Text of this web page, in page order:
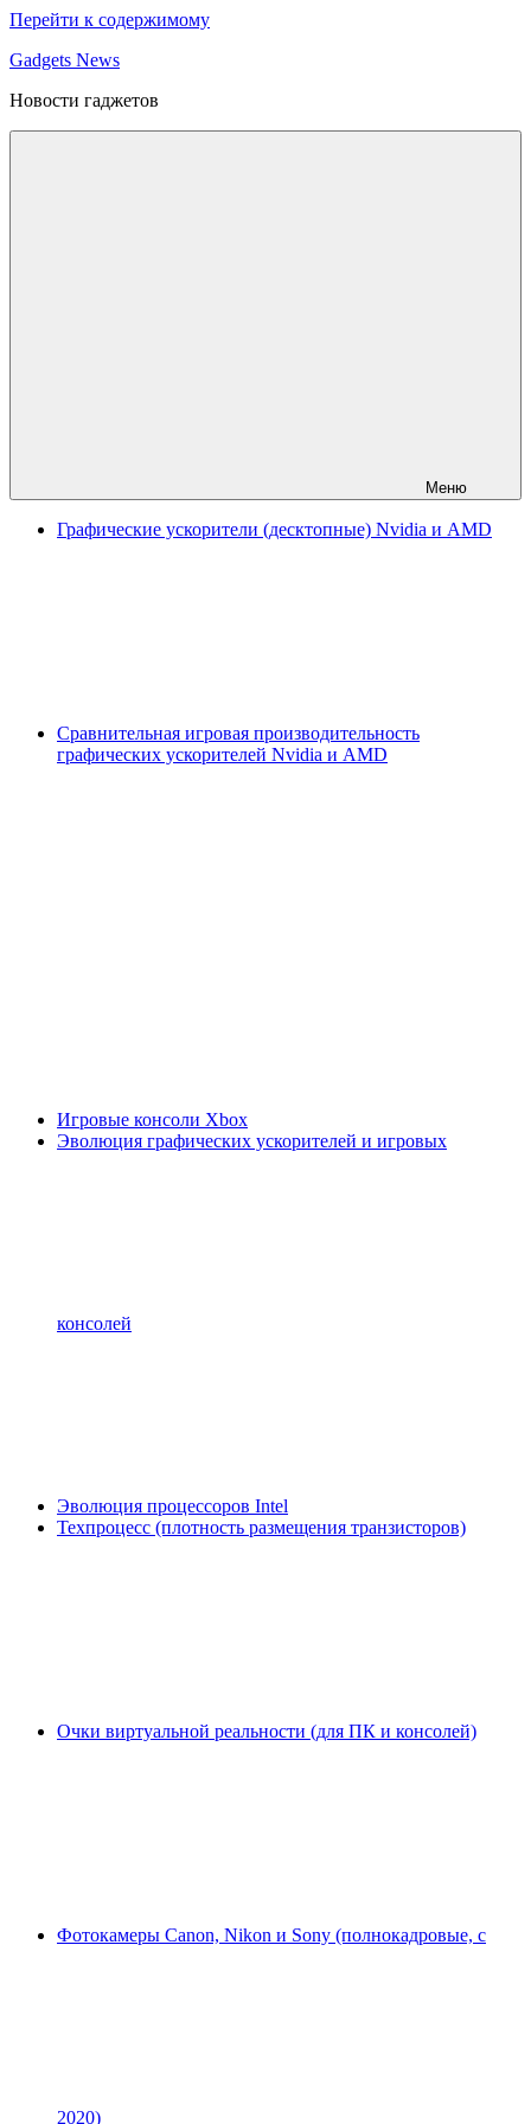
Перейти к содержимому
Gadgets News
Новости гаджетов
Меню
Графические ускорители (десктопные) Nvidia и AMD
Сравнительная игровая производительность
графических ускорителей Nvidia и AMD
Игровые консоли Xbox
Эволюция графических ускорителей и игровых
консолей
Эволюция процессоров Intel
Техпроцесс (плотность размещения транзисторов)
Очки виртуальной реальности (для ПК и консолей)
Фотокамеры Canon, Nikon и Sony (полнокадровые, с
2020)